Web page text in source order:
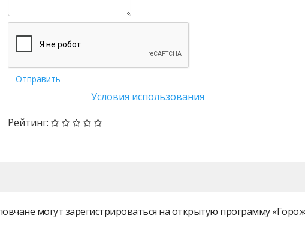
Отправить
Условия использования
Рейтинг:
могут зарегистрироваться на открытую программу